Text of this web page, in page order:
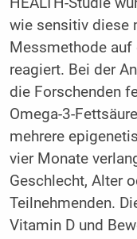
wie sensitiv diese
Messmethode auf
reagiert. Bei der
die Forschenden
Omega-3-
mehrere
vier Monate
Geschlecht, Alter
Teilnehmenden.
Vitamin D und